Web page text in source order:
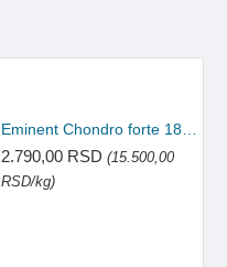
2.790,00 RSD (15.500,00
RSD/kg)